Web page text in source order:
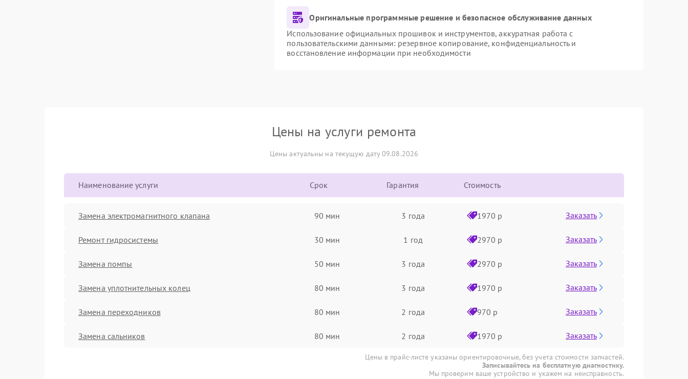
Оригинальные программные решение и безопасное обслуживание данных
Использование официальных прошивок и инструментов, аккуратная работа с
пользовательскими данными: резервное копирование, конфиденциальность и
восстановление информации при необходимости
Цены на услуги ремонта
Цены актуальны на текущую дату 09.08.2026
Наименование услуги Срок Гарантия Стоимость
Замена электромагнитного клапана 90 мин 3 года 1970 р Заказать
Ремонт гидросистемы 30 мин 1 год 2970 р Заказать
Замена помпы 50 мин 3 года 2970 р Заказать
Замена уплотнительных колец 80 мин 3 года 1970 р Заказать
Замена переходников 80 мин 2 года 970 р Заказать
Замена сальников 80 мин 2 года 1970 р Заказать
Цены в прайс-листе указаны ориентировочные, без учета стоимости запчастей.
Записывайтесь на бесплатную диагностику.
Мы проверим ваше устройство и укажем на неисправность.